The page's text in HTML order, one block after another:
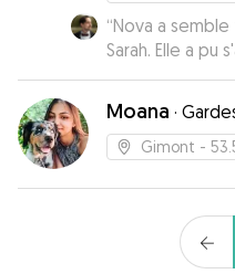
“Nova a
Sarah. Elle a pu
super detendue. Sarah m'a régulièrement
photos et était
messages. Je la recommande et je n'hésiterai pas à
faire appel à
Moana ·
Gimont -